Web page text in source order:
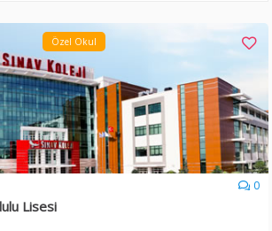
Özel Okul
0
Lisesi